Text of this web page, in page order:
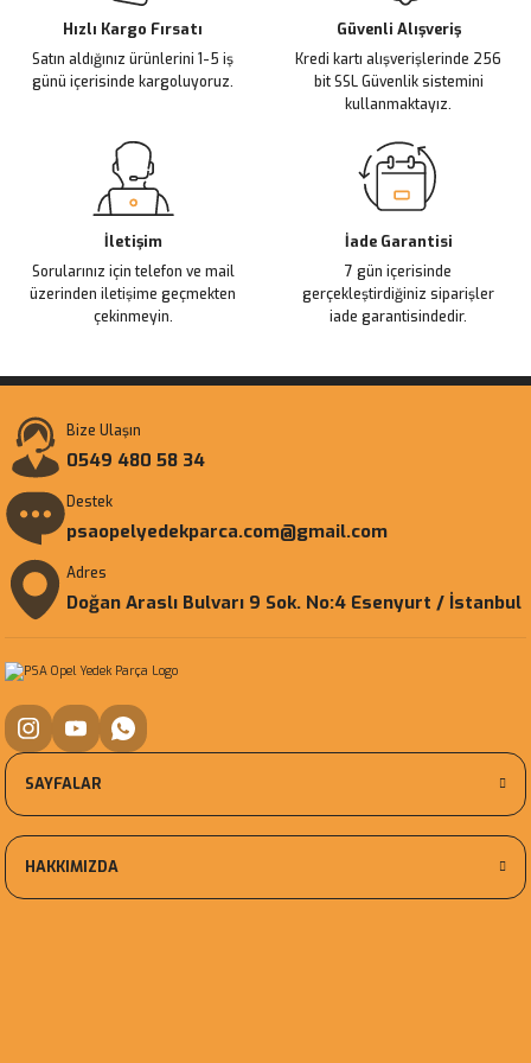
Ürün fiyatı diğer sitelerden daha pahalı.
Bu ürüne benzer farklı alternatifler olmalı.
Hızlı Kargo Fırsatı
Satın aldığınız ürünlerini 1-5 iş
günü içerisinde kargoluyoruz.
Güvenli Alışveriş
Kredi kartı alışverişlerinde 256
bit SSL Güvenlik sistemini
kullanmaktayız.
İletişim
Sorularınız için telefon ve mail
üzerinden iletişime geçmekten
çekinmeyin.
İade Garantisi
7 gün içerisinde
gerçekleştirdiğiniz siparişler
iade garantisindedir.
Bize Ulaşın
0549 480 58 34
Destek
psaopelyedekparca.com@gmail.com
Adres
Doğan Araslı Bulvarı 9 Sok. No:4 Esenyurt / İstanbul
SAYFALAR
HAKKIMIZDA